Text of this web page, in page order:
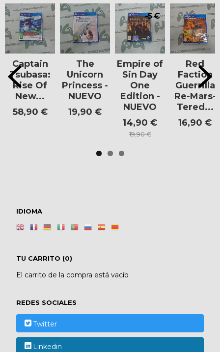
IDIOMA
TU CARRITO (0)
El carrito de la compra está vacío
REDES SOCIALES
Twitter
Linkedin
Captain
Tsubasa:
Rise Of
New...
58,90 €
The
Unicorn
Princess -
NUEVO
19,90 €
-5 €
Empire of
Sin Day
One
Edition -
NUEVO
14,90 €
19,90 €
Red
Faction
Guerrilla
Re-Mars-
Tered...
16,90 €